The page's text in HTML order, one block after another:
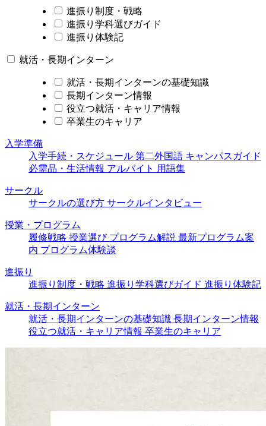
進振り制度・戦略
進振り学科選びガイド
進振り体験記
就活・長期インターン
就活・長期インターンの基礎知識
長期インターン情報
役立つ就活・キャリア情報
卒業生のキャリア
入学準備
入学手続・スケジュール 第二外国語 キャンパスガイド
必需品・生活情報 アルバイト 用語集
サークル
サークルの選び方 サークルインタビュー
授業・プログラム
履修戦略 授業選び プログラム解説 最新プログラム案
内 プログラム体験談
進振り
進振り制度・戦略 進振り学科選びガイド 進振り体験記
就活・長期インターン
就活・長期インターンの基礎知識 長期インターン情報
役立つ就活・キャリア情報 卒業生のキャリア